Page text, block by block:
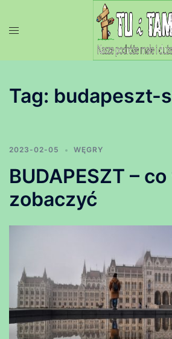
Tag: budapeszt-
2023-02-05 WĘGRY
BUDAPESZT –
zobaczyć